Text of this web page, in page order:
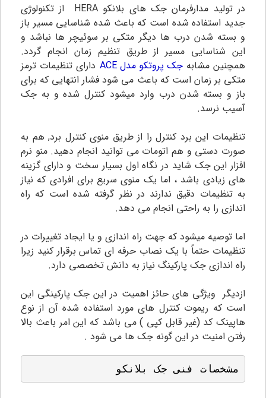
در تولید مدارفرمان جک های بلانکو HERA از تکنولوژی
جدید استفاده شده است که باعث شده شناسایی مسیر باز
و بسته شدن درب ها دیگر متکی بر سوئیچر ها نباشد و
این شناسایی مسیر از طریق تنظیم زمان انجام گردد.
همچنین مشابهجک پروتکو مدل ACE
دارای تنظیمات ترمز
متکی بر زمان است که باعث می شود فشار انتهایی که برای
باز و بسته شدن درب وارد میشود کنترل شده و به جک
آسیب نرسد.
تنظیمات این برد کنترل را از طریق منوی کنترل برد, هم به
صورت دستی و هم اتومات می توانید انجام دهید‌. منو نرم
افزار این جک شاید در نگاه اول بسیار سخت و دارای گزینه
های زیادی باشد ، اما یک منوی سریع برای افرادی که نیاز
به تنظیمات دقیق ندارند در نظر گرفته شده است که راه
اندازی را به راحتی انجام می دهد.
اما توصیه میشود که جهت راه اندازی و یا ایجاد تغییرات در
تنظیمات حتماً با یک نصاب حرفه ای تماس برقرار کنید زیرا
راه اندازی جک پارکینگ نیاز به دانش تخصصی دارد.
ازدیگر ویژگی های حائز اهمیت در این جک پارکینگی این
است که ریموت کنترل های مورد استفاده شده آن از نوع
هاپینک کد (غیر قابل کپی ) می باشد که این امر باعث بالا
رفتن امنیت در این گونه جک ها می شود .
مشخصات فنی جک بلانکو